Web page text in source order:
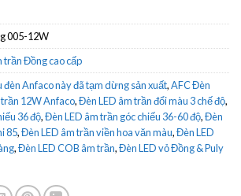
005-12W
trần Đồng cao cấp
đèn Anfaco này đã tạm dừng sản xuất,AFC Đèn
12W Anfaco,Đèn LED âm trần đổi màu 3 chế độ,
36 độ,Đèn LED âm trần góc chiếu 36-60 độ,Đèn
85,Đèn LED âm trần viền hoa văn màu,Đèn LED
,Đèn LED COB âm trần,Đèn LED vỏ Đồng & Puly